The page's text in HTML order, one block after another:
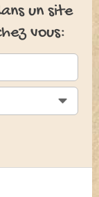
un site
vous: